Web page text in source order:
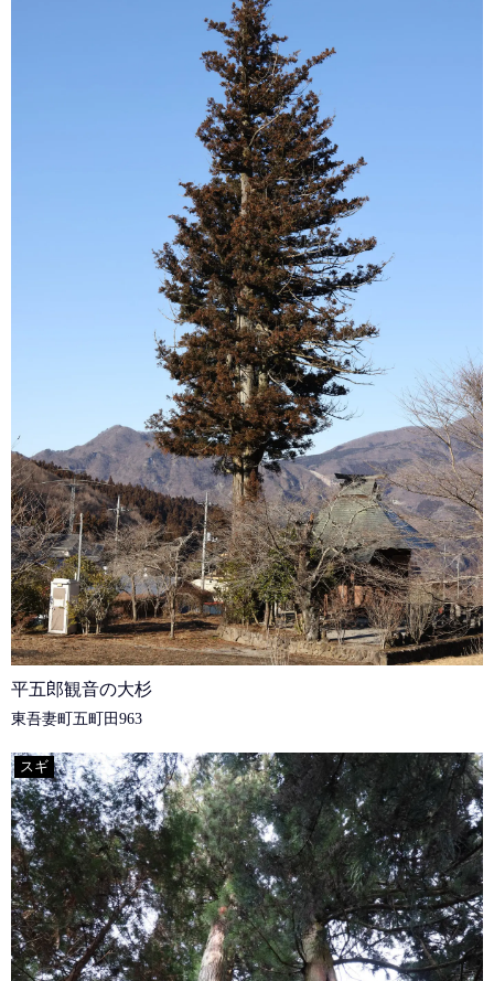
平五郎観音の大杉
東吾妻町五町田963
スギ